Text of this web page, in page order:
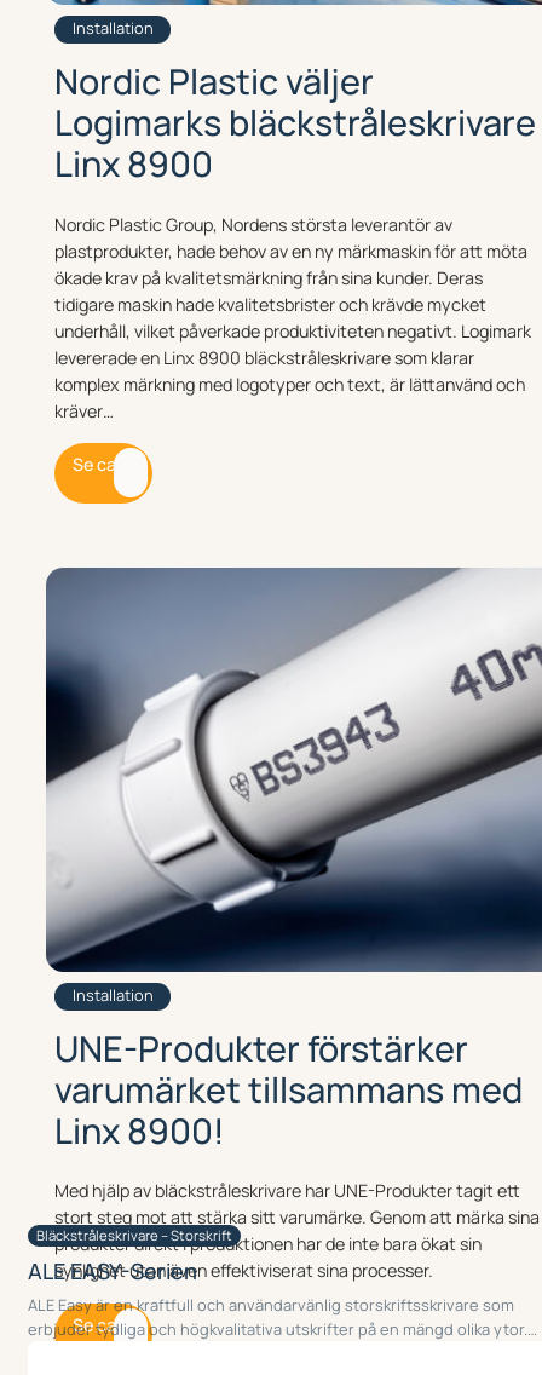
Installation
Nordic Plastic väljer
Logimarks bläckstråleskrivare
Linx 8900
Nordic Plastic Group, Nordens största leverantör av
plastprodukter, hade behov av en ny märkmaskin för att möta
ökade krav på kvalitetsmärkning från sina kunder. Deras
tidigare maskin hade kvalitetsbrister och krävde mycket
underhåll, vilket påverkade produktiviteten negativt. Logimark
levererade en Linx 8900 bläckstråleskrivare som klarar
komplex märkning med logotyper och text, är lättanvänd och
kräver…
Se case
Installation
UNE-Produkter förstärker
varumärket tillsammans med
Linx 8900!
Med hjälp av bläckstråleskrivare har UNE-Produkter tagit ett
stort steg mot att stärka sitt varumärke. Genom att märka sina
produkter direkt i produktionen har de inte bara ökat sin
synlighet utan även effektiviserat sina processer.
Se case
Bläckstråleskrivare – Storskrift
ALE EASY-Serien
ALE Easy är en kraftfull och användarvänlig storskriftsskrivare som
erbjuder tydliga och högkvalitativa utskrifter på en mängd olika ytor.…